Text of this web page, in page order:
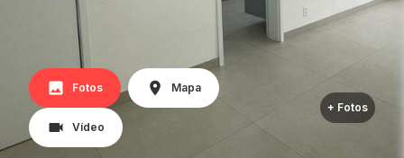
Fotos Mapa
Vídeo
+ Fotos